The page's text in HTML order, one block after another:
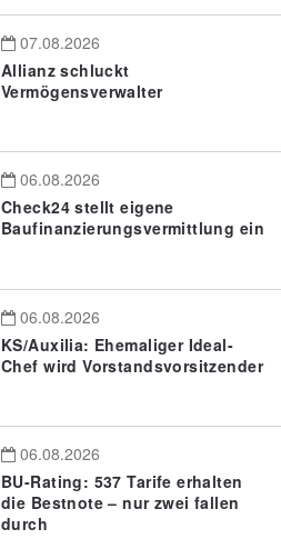
07.08.2026
Allianz schluckt
Vermögensverwalter
06.08.2026
Check24 stellt eigene
Baufinanzierungsvermittlung ein
06.08.2026
KS/Auxilia: Ehemaliger Ideal-
Chef wird Vorstandsvorsitzender
06.08.2026
BU-Rating: 537 Tarife erhalten
die Bestnote – nur zwei fallen
durch